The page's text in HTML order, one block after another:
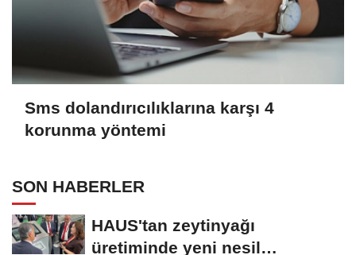
Sms dolandırıcılıklarına karşı 4
korunma yöntemi
SON HABERLER
HAUS'tan zeytinyağı
üretiminde yeni nesil